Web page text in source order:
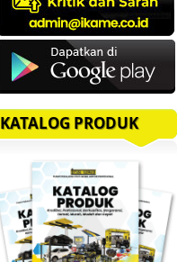
KATALOG PRODUK